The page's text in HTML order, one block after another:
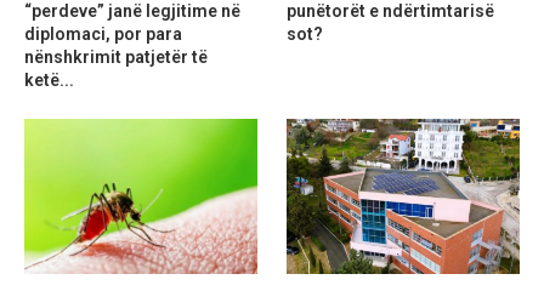
“perdeve” janë legjitime në
diplomaci, por para
nënshkrimit patjetër të
ketë...
punëtorët e ndërtimtarisë
sot?